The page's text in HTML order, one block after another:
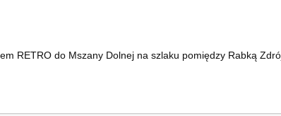
RETRO do Mszany Dolnej na szlaku pomiędzy Rabką